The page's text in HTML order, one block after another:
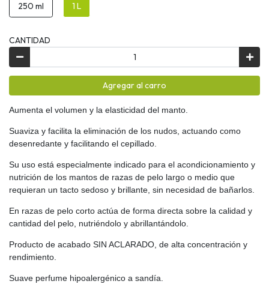
250 ml 1 L
CANTIDAD
Agregar al carro
Aumenta el volumen y la elasticidad del manto.
Suaviza y facilita la eliminación de los nudos, actuando como
desenredante y facilitando el cepillado.
Su uso está especialmente indicado para el acondicionamiento y
nutrición de los mantos de razas de pelo largo o medio que
requieran un tacto sedoso y brillante, sin necesidad de bañarlos.
En razas de pelo corto actúa de forma directa sobre la calidad y
cantidad del pelo, nutriéndolo y abrillantándolo.
Producto de acabado SIN ACLARADO, de alta concentración y
rendimiento.
Suave perfume hipoalergénico a sandía.